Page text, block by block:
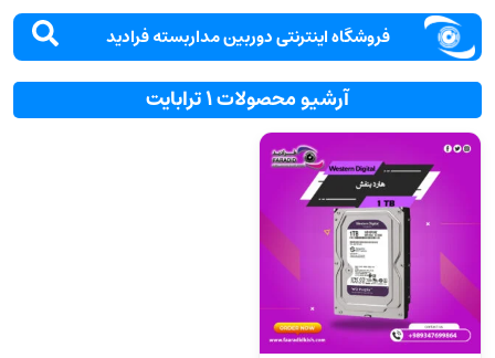
فروشگاه اینترنتی دوربین مداربسته فرادید
آرشیو محصولات 1 ترابایت